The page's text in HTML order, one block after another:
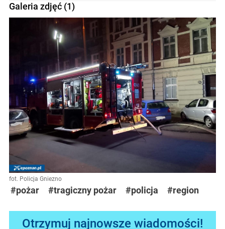
Galeria zdjęć (1)
fot. Policja Gniezno
#pożar #tragiczny pożar #policja #region
Otrzymuj najnowsze wiadomości!